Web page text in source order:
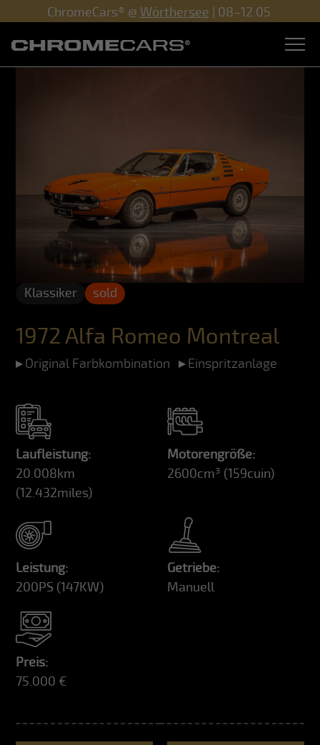
ChromeCars® @ Wörthersee | 08–12.05.
Klassiker sold
1972 Alfa Romeo Montreal
Original Farbkombination Einspritzanlage
Laufleistung:
20.008km
(12.432miles)
Motorengröße:
2600cm³ (159cuin)
Leistung:
200PS (147KW)
Getriebe:
Manuell
Preis:
75.000 €